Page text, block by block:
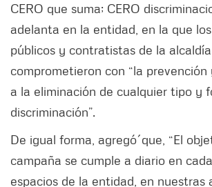
CERO que suma; CERO
adelanta en la entidad, en la que
públicos y contratistas de la
comprometieron con “la
a la eliminación de cualquier tipo y
discriminación”.
De igual forma, agregó´que, “El
campaña se cumple a diario en
espacios de la entidad, en nuestras